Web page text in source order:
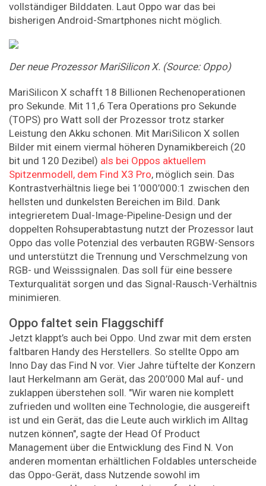
vollständiger Bilddaten. Laut Oppo war das bei
bisherigen Android-Smartphones nicht möglich.
Der neue Prozessor MariSilicon X. (Source: Oppo)
MariSilicon X schafft 18 Billionen Rechenoperationen
pro Sekunde. Mit 11,6 Tera Operations pro Sekunde
(TOPS) pro Watt soll der Prozessor trotz starker
Leistung den Akku schonen. Mit MariSilicon X sollen
Bilder mit einem viermal höheren Dynamikbereich (20
bit und 120 Dezibel) als bei Oppos aktuellem
Spitzenmodell, dem Find X3 Pro, möglich sein. Das
Kontrastverhältnis liege bei 1’000’000:1 zwischen den
hellsten und dunkelsten Bereichen im Bild. Dank
integrieretem Dual-Image-Pipeline-Design und der
doppelten Rohsuperabtastung nutzt der Prozessor laut
Oppo das volle Potenzial des verbauten RGBW-Sensors
und unterstützt die Trennung und Verschmelzung von
RGB- und Weisssignalen. Das soll für eine bessere
Texturqualität sorgen und das Signal-Rausch-Verhältnis
minimieren.
Oppo faltet sein Flaggschiff
Jetzt klappt’s auch bei Oppo. Und zwar mit dem ersten
faltbaren Handy des Herstellers. So stellte Oppo am
Inno Day das Find N vor. Vier Jahre tüftelte der Konzern
laut Herkelmann am Gerät, das 200’000 Mal auf- und
zuklappen überstehen soll. "Wir waren nie komplett
zufrieden und wollten eine Technologie, die ausgereift
ist und ein Gerät, das die Leute auch wirklich im Alltag
nutzen können", sagte der Head Of Product
Management über die Entwicklung des Find N. Von
anderen momentan erhältlichen Foldables unterscheide
das Oppo-Gerät, dass Nutzende sowohl im